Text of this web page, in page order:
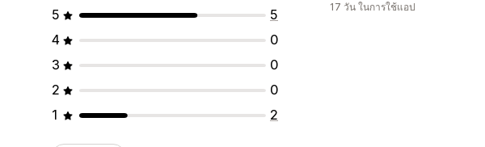
5
5
4
0
3
0
2
0
1
2
17 วัน ในการใช้แอป